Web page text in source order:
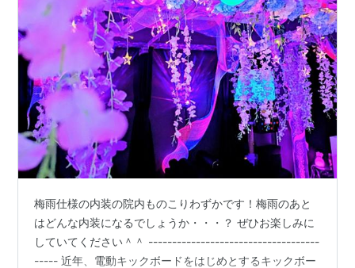
梅雨仕様の内装の院内ものこりわずかです！梅雨のあと
はどんな内装になるでしょうか・・・？ ぜひお楽しみに
していてください＾＾ ------------------------------------
----- 近年、電動キックボードをはじめとするキックボー